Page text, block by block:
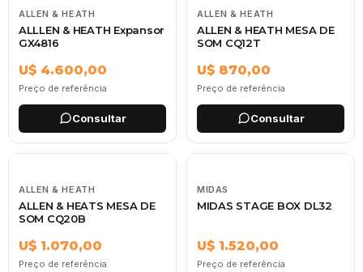
ALLEN & HEATH
ALLLEN & HEATH Expansor
GX4816
U$ 4.600,00
Preço de referência
Consultar
ALLEN & HEATH
ALLEN & HEATH MESA DE
SOM CQ12T
U$ 870,00
Preço de referência
Consultar
ALLEN & HEATH
ALLEN & HEATS MESA DE
SOM CQ20B
U$ 1.070,00
Preço de referência
MIDAS
MIDAS STAGE BOX DL32
U$ 1.520,00
Preço de referência